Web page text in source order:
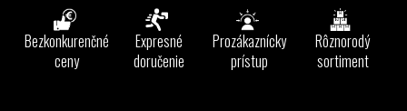
Bezkonkurenčné
ceny
Expresné
doručenie
Prozákaznícky
prístup
Rôznorodý
sortiment